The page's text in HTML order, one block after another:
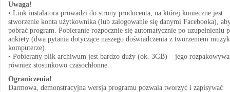
Uwaga!
• Link instalatora prowadzi do strony producenta, na której konieczne jest
stworzenie konta użytkownika (lub zalogowanie się danymi Facebooka),
pobrać program. Pobieranie rozpocznie się automatycznie po uzupełnieniu
ankiety (dwa pytania dotyczące naszego doświadczenia z tworzeniem
komputerze).
• Pobierany plik archiwum jest bardzo duży (ok. 3GB) – jego
również stosunkowo czasochłonne.
Ograniczenia!
Darmowa, demonstracyjna wersja programu pozwala tworzyć i zapisywać